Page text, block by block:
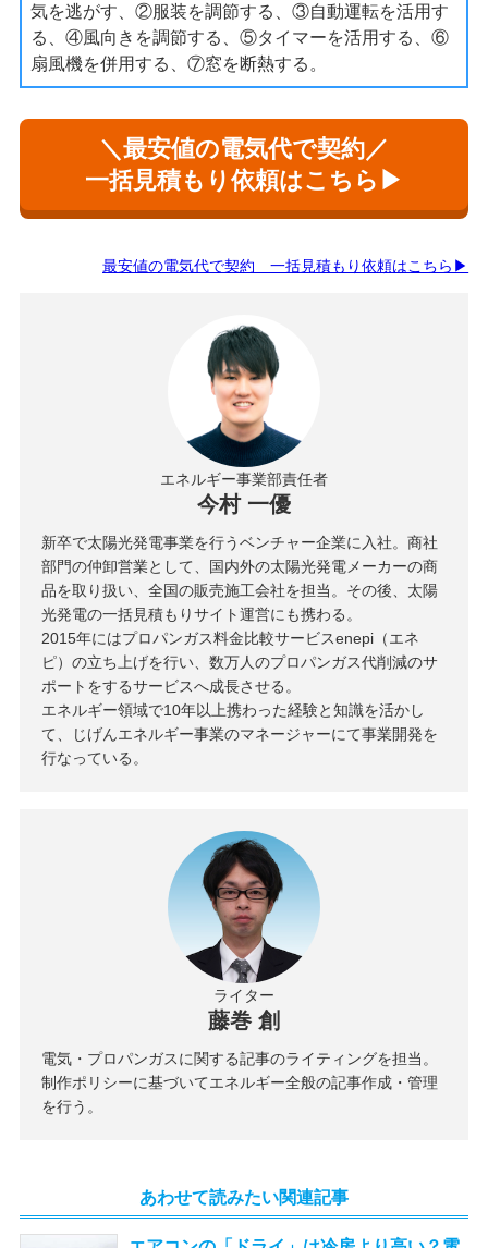
気を逃がす、②服装を調節する、③自動運転を活用す
る、④風向きを調節する、⑤タイマーを活用する、⑥
扇風機を併用する、⑦窓を断熱する。
＼最安値の電気代で契約／
一括見積もり依頼はこちら▶
最安値の電気代で契約 一括見積もり依頼はこちら▶
エネルギー事業部責任者
今村 一優
新卒で太陽光発電事業を行うベンチャー企業に入社。商社
部門の仲卸営業として、国内外の太陽光発電メーカーの商
品を取り扱い、全国の販売施工会社を担当。その後、太陽
光発電の一括見積もりサイト運営にも携わる。
2015年にはプロパンガス料金比較サービスenepi（エネ
ピ）の立ち上げを行い、数万人のプロパンガス代削減のサ
ポートをするサービスへ成長させる。
エネルギー領域で10年以上携わった経験と知識を活かし
て、じげんエネルギー事業のマネージャーにて事業開発を
行なっている。
ライター
藤巻 創
電気・プロパンガスに関する記事のライティングを担当。
制作ポリシーに基づいてエネルギー全般の記事作成・管理
を行う。
あわせて読みたい関連記事